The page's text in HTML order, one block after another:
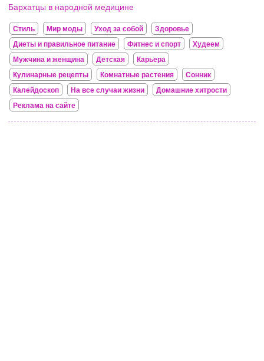
Бархатцы в народной медицине
Стиль Мир моды Уход за собой
Здоровье
Диеты и правильное питание
Фитнес и спорт
Худеем
Мужчина и женщина
Детская
Карьера
Кулинарные рецепты
Комнатные растения
Сонник
Калейдоскоп
На все случаи жизни
Домашние хитрости
Реклама на сайте